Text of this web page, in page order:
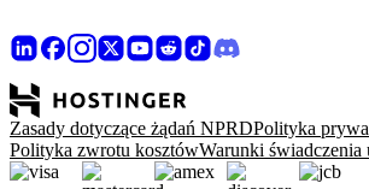
Zasady dotyczące żądań NPRDPolityka
Polityka zwrotu kosztówWarunki świadczenia